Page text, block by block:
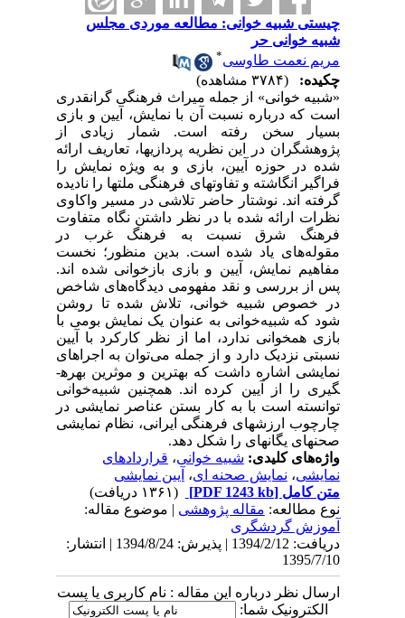
چیستی شبیه خوانی: مطالعه موردی مجلس
شبیه خوانی حر
مریم نعمت طاوسی
چکیده:
«شبیه­ خوانی» از جمله میراث فرهنگی گرانقدری
است که درباره‌ نسبت آن با نمایش، آیین و بازی
بسیار سخن رفته است. شمار زیادی از
پژوهشگران در این نظریه­ پردازی­ها، تعاریف ارائه
شده در حوزه‌ آیین، بازی و به ویژه نمایش را
فراگیر انگاشته و تفاوت­های فرهنگی ملت­ها را نادیده
گرفته ­اند. نوشتار حاضر تلاشی در مسیر واکاوی
نظرات ارائه شده با در نظر داشتن نگاه متفاوت
فرهنگ شرق نسبت به فرهنگ غرب در
مقوله‌های یاد شده است. بدین منظور؛ نخست
مفاهیم نمایش، آیین و بازی بازخوانی شده اند.
پس از بررسی و نقد مفهومی دیدگاه‌های شاخص
در خصوص شبیه­ خوانی، تلاش شده تا روشن
شود که شبیه‌خوانی به عنوان یک نمایش بومی با
بازی همخوانی ندارد، اما از نظر کارکرد با آیین
نسبتی نزدیک دارد و از جمله می‌توان به اجراهای
نمایشی اشاره داشت که بهترین و موثرین بهره­
گیری را از آیین کرده اند. همچنین شبیه‌خوانی
توانسته است با به کار بستن عناصر نمایشی در
چارچوب ارزش­های فرهنگی ایرانی، نظام نمایشی
صحنه­ای یگانه­ای را شکل دهد.
واژه‌های کلیدی:شبیه خوانی،قراردادهای
نمایشی،نمایش صحنه ای،آیین نمایشی
متن کامل[PDF 1243 kb]
نوع مطالعه:مقاله پژوهشی| موضوع مقاله:
آموزش گردشگری
دریافت: 1394/2/12 | پذیرش: 1394/8/24 | انتشار:
1395/7/10
ارسال نظر درباره این مقاله : نام کاربری یا پست
الکترونیک شما: